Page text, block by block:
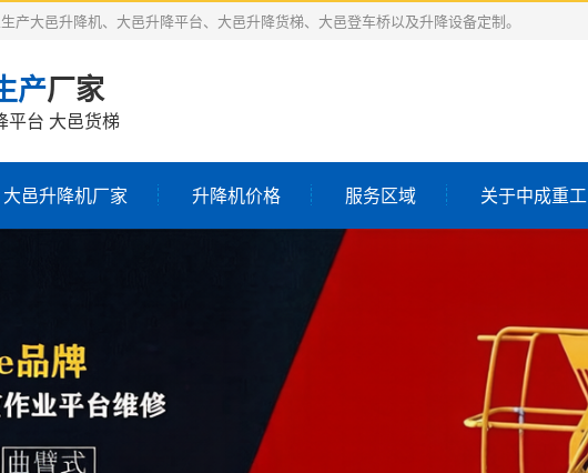
大邑升降机、大邑升降平台、大邑升降货梯、大邑登车桥以及升降设备定制。
产厂家
平台 大邑货梯
大邑升降机厂家 升降机价格 服务区域 关于中成重工